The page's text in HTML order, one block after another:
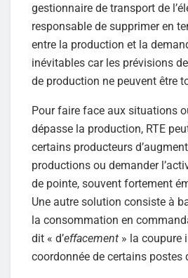
gestionnaire de transport de
responsable de supprimer en
entre la production et la
inévitables car les prévisions
de production ne peuvent être
Pour faire face aux situations
dépasse la production, RTE
certains producteurs
productions ou demander
de pointe, souvent fortement
Une autre solution consiste à
la consommation en
dit « d’effacement » la coupure
coordonnée de certains postes